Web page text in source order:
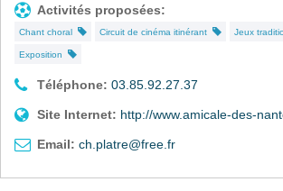
Activités proposées:
Chant choral Circuit de cinéma itinérant Jeux
Exposition
Téléphone: 03.85.92.27.37
Site Internet: http://www.amicale-des-
Email: ch.platre@free.fr